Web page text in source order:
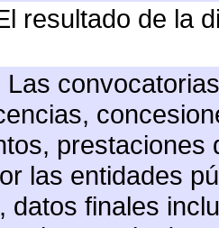
resultado de la
Las
las entidades
datos finales